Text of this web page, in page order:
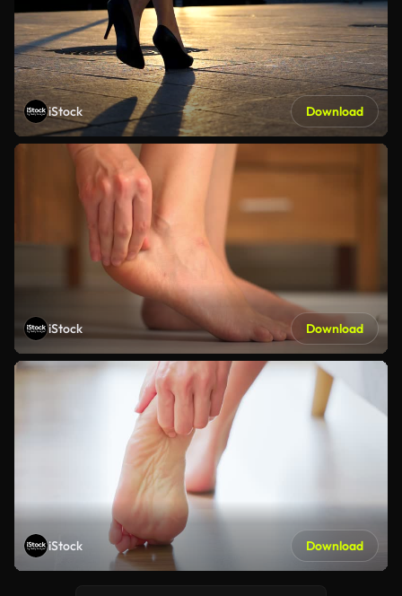
iStock Download
iStock Download
iStock Download